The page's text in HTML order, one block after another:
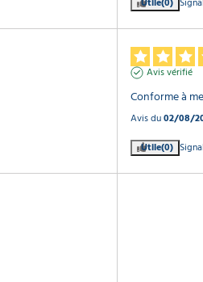
Avis vérifié
Conforme à
Avis du02/08/
Utile(0)